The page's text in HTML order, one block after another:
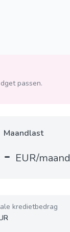
passen.
Maandlast
- EUR/maand
kredietbedrag